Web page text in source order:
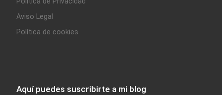
Aviso Legal
Política de cookies
Aquí puedes suscribirte a mi blog